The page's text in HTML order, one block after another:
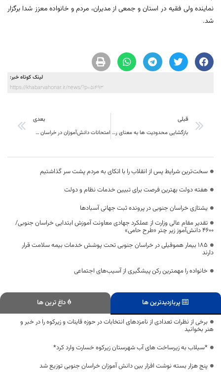
نماینده ولی فقیه در استان و جمعی از مدیران، مردم و خانواده معزز شدا برگزار
شد.
لینک کوتاه خبر:
https://khabarvahonar.ir/news/?p=51493
قبلی
بازگشایی محدودیت ها به معنای رفع خطر کرونا نیست
بعدی
امتحانات دانش‌آموزان در خراسان جنوبی غیرحضوری برگزار می‌شود
سخت‌ترین شرایط پس از انقلاب را با اتکای به مردم پشت سر گذاشتیم
هفته دولت بهترین فرصت برای تبیین خدمات نظام و دولت
یشتازی خراسان جنوبی در پرونده ثبت جهانی آسبادها
تقدیر مقام عالی وزارت از عملکرد جهادی معاونت آموزش ابتدایی خراسان جنوبی/
۴۶۰۰ دانش‌آموز زیر چتر «طرح حامی»
۱۸۵ بیمار هموفیلی در خراسان جنوبی تحت پوشش خدمات بیمه سلامت قرار
دارند
خانواده را مهمترین رکن پیشگیری از آسیب‌های اجتماعی
پربازدیدترین ها
داغ ترین ها
برخی از نظرات تعدادی از نامزدهای انتخابات در حوزه قاینات و زیرکوه را در خبر و
هنر بخوانید
*سیلاب به زیرساخت های آب شهرستان زیرکوه خسارت وارد کرد*
پنج هزار بسته نوشت افزار بین دانش آموزان خراسان جنوبی توزیع شد